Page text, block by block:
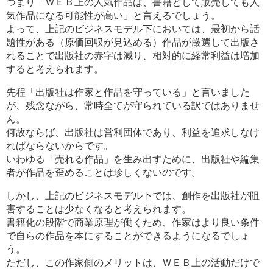
気作品になる可能性が高い」と言えるでしょう。
よって、上記のビジネスモデル下においては、最初から話
題性がある（原価回収が見込める）作品が厳選して出版さ
れることで出版社の赤字は減り、相対的に経常利益は増加
すると考えられます。
先程「出版社は作家と作品を守っている」と言いました
が、残念ながら、常時全てが守られている訳ではありませ
ん。
何故ならば、出版社は営利団体であり、利益を追求しなけ
ればならないからです。
いわゆる「売れる作品」を生み出すために、出版社や編集
者が作品を歪めることは珍しくないのです。
しかし、上記のビジネスモデル下では、創作を出版社が阻
害することは少なくなると考えられます。
書籍化の段階で商業原理が働くため、作家はより良い条件
で自らの作品を本にすることができるようになるでしょ
う。
ただし、この作家側のメリットは、ＷＥＢ上の活動だけで